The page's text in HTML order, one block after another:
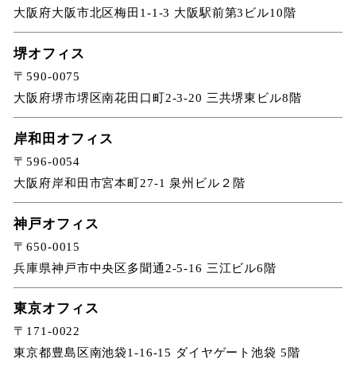
大阪府大阪市北区梅田1-1-3 大阪駅前第3ビル10階
堺オフィス
〒590-0075
大阪府堺市堺区南花田口町2-3-20 三共堺東ビル8階
岸和田オフィス
〒596-0054
大阪府岸和田市宮本町27-1 泉州ビル２階
神戸オフィス
〒650-0015
兵庫県神戸市中央区多聞通2-5-16 三江ビル6階
東京オフィス
〒171-0022
東京都豊島区南池袋1-16-15 ダイヤゲート池袋 5階